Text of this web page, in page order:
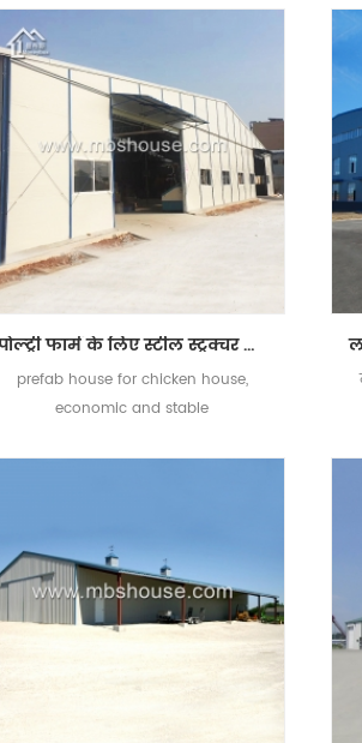
पोल्ट्री फार्म के लिए स्टील स्ट्रक्चर बिल्डिंग प्रीफैब चिकन हाउस
prefab house for chicken house,
economic and stable